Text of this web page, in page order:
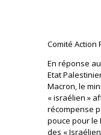
Comité Action
En réponse
Etat
Macron, le
« israélien »
récompense
pouce pour le
des «